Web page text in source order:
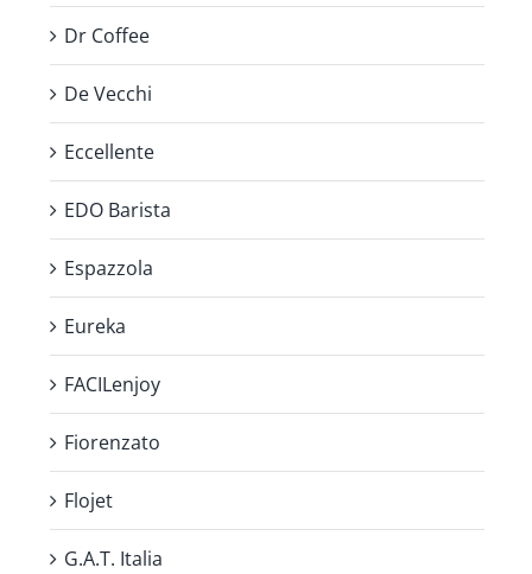
Dr Coffee
De Vecchi
Eccellente
EDO Barista
Espazzola
Eureka
FACILenjoy
Fiorenzato
Flojet
G.A.T. Italia